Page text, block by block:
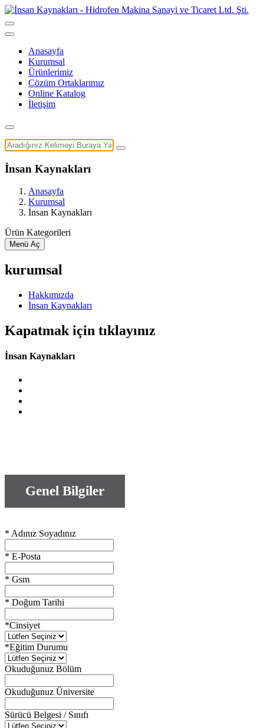
Anasayfa
Kurumsal
Ürünlerimiz
Çözüm Ortaklarımız
Online Katalog
İletişim
İnsan Kaynakları
Anasayfa
Kurumsal
İnsan Kaynakları
Ürün Kategorileri
Menü Aç
kurumsal
Hakkımızda
İnsan Kaynakları
Kapatmak için tıklayınız
İnsan Kaynakları
Genel Bilgiler
* Adınız Soyadınız
* E-Posta
* Gsm
* Doğum Tarihi
*Cinsiyet
*Eğitim Durumu
Okuduğunuz Bölüm
Okuduğunuz Üniversite
Sürücü Belgesi / Sınıfı